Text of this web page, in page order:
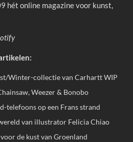
hét online magazine voor kunst,
Winter-collectie van Carhartt WIP
Weezer & Bonobo
telefoons op een Frans strand
van illustrator Felicia Chiao
de kust van Groenland